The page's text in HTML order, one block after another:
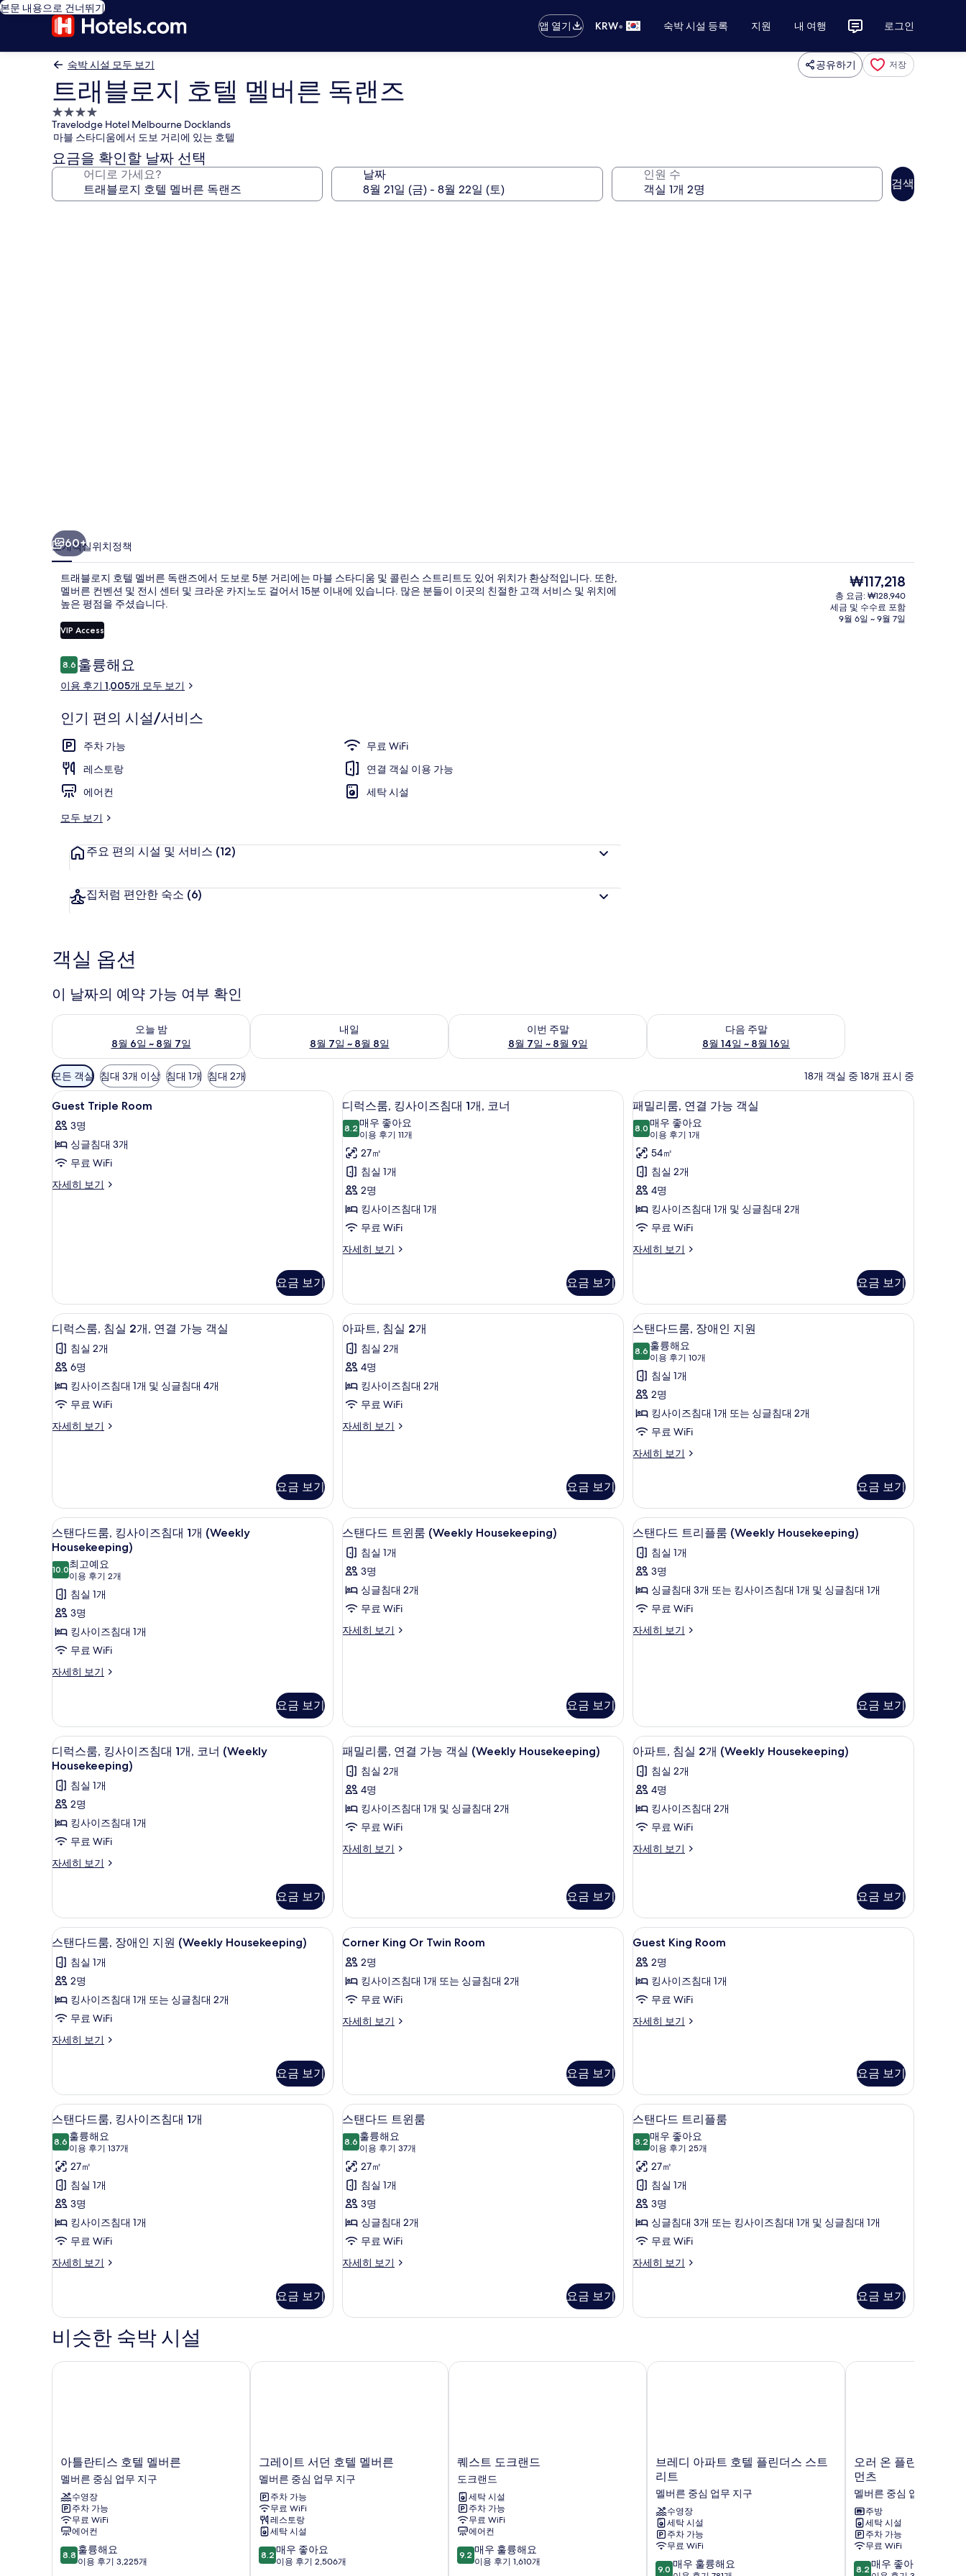
본문 내용으로 건너뛰기
앱 열기
KRW• 숙박 시설 등록 지원 내 여행 로그인
숙박 시설 모두 보기 공유하기 저장
트래블로지 호텔 멜버른 독랜즈
4.0
성
급
숙
박
Travelodge Hotel Melbourne Docklands
마블 스타디움에서 도보 거리에 있는 호텔
요금을 확인할 날짜 선택
어디로 가세요? 날짜 인원 수
검색
사
진
갤
러
리
숙박 시설의 전망
60+
소개객실위치정책
트래블로지 호텔 멜버른 독랜즈에서 도보로 5분 거리에는 마블 스타디움 및 콜린스 스트리트도 있어 위치가 환상적입니다. 또한,
멜버른 컨벤션 및 전시 센터 및 크라운 카지노도 걸어서 15분 이내에 있습니다. 많은 분들이 이곳의 친절한 고객 서비스 및 위치에
높은 평점을 주셨습니다.
VIP Access
이
용
후
8.610점 만점 중 8.6점.
훌륭해요
이용 후기 1,005개 모두 보기
인기 편의 시설/서비스
주차 가능
무료 WiFi
레스토랑
연결 객실 이용 가능
에어컨
세탁 시설
모두 보기
주요 편의 시설 및 서비스 (12)
집처럼 편안한 숙소 (6)
현
재
가
격
₩117,218
총 요금: ₩128,940
세금 및 수수료 포함
9월 6일 ~ 9월 7일
객실 옵션
이 날짜의 예약 가능 여부 확인
오늘 밤
8월 6일 ~ 8월 7일
오늘 밤 예약 가능 여부 확인, 8월 6일 ~ 8월 7일
내일
8월 7일 ~ 8월 8일
내일 예약 가능 여부 확인, 8월 7일 ~ 8월 8일
이번 주말
8월 7일 ~ 8월 9일
이번 주말 예약 가능 여부 확인, 8월 7일 ~ 8월 9일
다음 주말
8월 14일 ~ 8월 16일
다음 주말 예약 가능 여부 확인, 8월 14일 ~ 8월 16일
객
실
에
사
용
가
능
한
모든 객실 침대 3개 이상 침대 1개 침대 2개 18개 객실 중 18개 표시 중
Guest
Triple
Room
사
진
모
객실 내 금고, 책상, 암막 커튼, 방음 설비
11
Guest Triple Room
3명
싱글침대 3개
무료 WiFi
자세히 보기
Guest
요금 보기
디
럭
스
룸,
킹
사
이
즈
침
개,
코
너
사
진
모
두
보
객실 내 금고, 책상, 암막 커튼, 방음 설비
6
디럭스룸, 킹사이즈침대 1개, 코너
8.28.2점 만점 중 10점
매우 좋아요
이용 후기 11개
(이
용
후
기
11
개)
27㎡
침실 1개
2명
킹사이즈침대 1개
무료 WiFi
자세히 보기
디
킹
사
이
즈
침
대
개,
코
자
요금 보기
패
밀
리
룸,
연
결
가
능
객
진
모
두
보
기
객실 내 금고, 책상, 암막 커튼, 방음 설비
10
패밀리룸, 연결 가능 객실
8.08.0점 만점 중 10점
매우 좋아요
이용 후기 1개
(이
용
후
기
개)
54㎡
침실 2개
4명
킹사이즈침대 1개 및 싱글침대 2개
무료 WiFi
자세히 보기
패
연
결
가
객
자
세
보
기
요금 보기
디
럭
스
룸,
침
2
가
능
객
실
사
진
모
두
보
기
객실 내 금고, 책상, 암막 커튼, 방음 설비
7
디럭스룸, 침실 2개, 연결 가능 객실
침실 2개
6명
킹사이즈침대 1개 및 싱글침대 4개
무료 WiFi
자세히 보기
디
2
개,
연
결
가
능
객
실
자
세
히
보
기
요금 보기
아
파
트,
침
실
개
두
보
기
객실 내 금고, 책상, 암막 커튼, 방음 설비
10
아파트, 침실 2개
침실 2개
4명
킹사이즈침대 2개
무료 WiFi
자세히 보기
아
개
자
세
히
보
기
요금 보기
스
탠
다
드
룸,
장
애
인
사
진
모
두
보
기
객실 내 금고, 책상, 암막 커튼, 방음 설비
9
스탠다드룸, 장애인 지원
8.68.6점 만점 중 10점
훌륭해요
이용 후기 10개
(이
용
후
기
10
개)
침실 1개
2명
킹사이즈침대 1개 또는 싱글침대 2개
무료 WiFi
자세히 보기
스
룸,
장
애
지
원
세
히
기
요금 보기
스
탠
다
드
룸,
킹
사
이
즈
개
(Weekly
Housekeeping)
사
진
모
두
객실 내 금고, 책상, 암막 커튼, 방음 설비
6
스탠다드룸, 킹사이즈침대 1개 (Weekly
Housekeeping)
10.010.0점 만점 중 10점
최고예요
이용 후기 2개
(이
용
후
기
2
개)
침실 1개
3명
킹사이즈침대 1개
무료 WiFi
자세히 보기
스
룸,
킹
사
이
침
대
개
(Weekly
자
기
요금 보기
스
탠
다
드
트
룸
모
두
보
기
객실 내 금고, 책상, 암막 커튼, 방음 설비
6
스탠다드 트윈룸 (Weekly Housekeeping)
침실 1개
3명
싱글침대 2개
무료 WiFi
자세히 보기
스
(Weekly
Housekeeping)
자
세
히
보
기
요금 보기
스
탠
다
드
트
플
진
모
두
보
기
객실 내 금고, 책상, 암막 커튼, 방음 설비
5
스탠다드 트리플룸 (Weekly Housekeeping)
침실 1개
3명
싱글침대 3개 또는 킹사이즈침대 1개 및 싱글침대 1개
무료 WiFi
자세히 보기
스
룸
(Weekly
Housekeeping)
자
세
히
보
기
요금 보기
디
럭
스
룸,
킹
사
이
대
1
개,
코
너
(Weekly
Housekeeping)
사
두
보
기
객실 내 금고, 책상, 암막 커튼, 방음 설비
6
디럭스룸, 킹사이즈침대 1개, 코너 (Weekly
Housekeeping)
침실 1개
2명
킹사이즈침대 1개
무료 WiFi
자세히 보기
디
킹
사
이
침
대
개,
코
(Weekly
히
보
기
요금 보기
패
밀
리
룸,
연
가
실
(Weekly
Housekeeping)
사
진
모
두
객실 내 금고, 책상, 암막 커튼, 방음 설비
7
패밀리룸, 연결 가능 객실 (Weekly Housekeeping)
침실 2개
4명
킹사이즈침대 1개 및 싱글침대 2개
무료 WiFi
자세히 보기
패
결
가
능
실
(Weekly
Housekeeping)
자
세
히
요금 보기
아
파
트,
침
실
개
사
진
모
두
보
기
객실 내 금고, 책상, 암막 커튼, 방음 설비
9
아파트, 침실 2개 (Weekly Housekeeping)
침실 2개
4명
킹사이즈침대 2개
무료 WiFi
자세히 보기
아
2
개
(Weekly
Housekeeping)
자
세
보
기
요금 보기
스
탠
다
드
룸,
애
지
원
(Weekly
Housekeeping)
사
진
모
두
보
기
객실 내 금고, 책상, 암막 커튼, 방음 설비
5
스탠다드룸, 장애인 지원 (Weekly Housekeeping)
침실 1개
2명
킹사이즈침대 1개 또는 싱글침대 2개
무료 WiFi
자세히 보기
스
룸,
장
애
지
(Weekly
Housekeeping)
자
세
히
기
요금 보기
Corner
King
Or
Twin
Room
사
보
기
객실 내 금고, 책상, 암막 커튼, 방음 설비
4
Corner King Or Twin Room
2명
킹사이즈침대 1개 또는 싱글침대 2개
무료 WiFi
자세히 보기
Corner
자
세
히
보
기
요금 보기
Guest
King
Room
사
진
모
객실 내 금고, 책상, 암막 커튼, 방음 설비
11
Guest King Room
2명
킹사이즈침대 1개
무료 WiFi
자세히 보기
Guest
히
보
기
요금 보기
스
탠
다
드
룸,
킹
사
이
즈
1
개
진
객실 내 금고, 책상, 암막 커튼, 방음 설비
9
스탠다드룸, 킹사이즈침대 1개
8.68.6점 만점 중 10점
훌륭해요
이용 후기 137개
(이
용
후
기
137
개)
27㎡
침실 1개
3명
킹사이즈침대 1개
무료 WiFi
자세히 보기
스
룸,
사
즈
요금 보기
스
탠
다
드
트
윈
룸
사
진
보
객실 내 금고, 책상, 암막 커튼, 방음 설비
14
스탠다드 트윈룸
8.68.6점 만점 중 10점
훌륭해요
이용 후기 37개
(이
용
후
기
37
개)
27㎡
침실 1개
3명
싱글침대 2개
무료 WiFi
자세히 보기
스
트
세
요금 보기
스
탠
다
드
트
리
플
룸
사
두
객실 내 금고, 책상, 암막 커튼, 방음 설비
10
스탠다드 트리플룸
8.28.2점 만점 중 10점
매우 좋아요
이용 후기 25개
(이
용
후
기
25
개)
27㎡
침실 1개
3명
싱글침대 3개 또는 킹사이즈침대 1개 및 싱글침대 1개
무료 WiFi
자세히 보기
스
트
자
요금 보기
비슷한 숙박 시설
아
틀
란
티
스
호
텔
멜
버
아틀란티스 호텔 멜버른
멜버른 중심 업무 지구
수영장
주차 가능
무료 WiFi
에어컨
10
점
8.8 훌륭해요
이용 후기 3,225개
아틀란티스 호텔 멜버른
그
레
이
트
서
던
호
텔
멜
그레이트 서던 호텔 멜버른
멜버른 중심 업무 지구
주차 가능
무료 WiFi
레스토랑
세탁 시설
10
점
8.2 매우 좋아요
이용 후기 2,506개
그레이트 서던 호텔 멜버른
퀘
스
트
도
크
랜
드
도
크
퀘스트 도크랜드
도크랜드
세탁 시설
주차 가능
무료 WiFi
에어컨
10
점
9.2 매우 훌륭해요
이용 후기 1,610개
퀘스트 도크랜드
브
레
디
아
파
트
호
텔
플
브레디 아파트 호텔 플린더스 스트
리트
멜버른 중심 업무 지구
수영장
세탁 시설
주차 가능
무료 WiFi
10
9.0 매우 훌륭해요
브레디 아파트 호텔 플린더스 스트리트
오
러
온
플
린
더
스
서
비
오러 온 플린더스 서
먼츠
멜버른 중심 업무 지구
주방
세탁 시설
주차 가능
무료 WiFi
10
8.2 매우 좋아요
오러 온 플린더스 서비